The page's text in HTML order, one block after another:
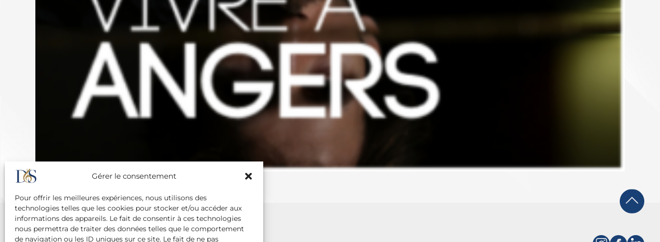
Gérer le consentement
Pour offrir les meilleures expériences, nous utilisons des
technologies telles que les cookies pour stocker et/ou accéder aux
informations des appareils. Le fait de consentir à ces technologies
nous permettra de traiter des données telles que le comportement
de navigation ou les ID uniques sur ce site. Le fait de ne pas
Agence Diane Du Saillant